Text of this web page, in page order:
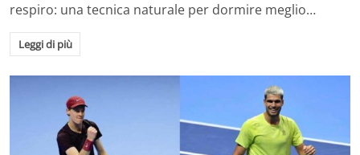
respiro: una tecnica naturale per dormire meglio…
Leggi di più